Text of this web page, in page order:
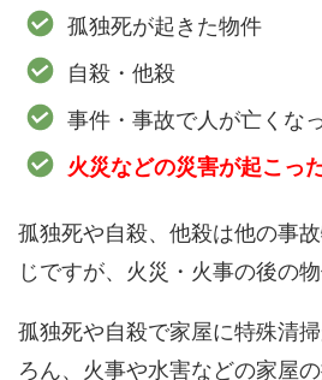
孤独死が起きた物件
自殺・他殺
事件・事故で人が亡くな
火災などの災害が起こっ
孤独死や自殺、他殺は他の事
じですが、火災・火事の後の
孤独死や自殺で家屋に特殊清
ろん、火事や水害などの家屋